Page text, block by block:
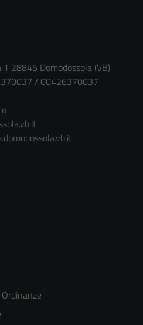
1 28845 Domodossola (VB)
/ 00426370037
non raccolgono
informazioni